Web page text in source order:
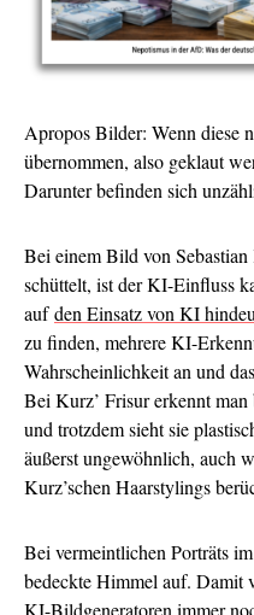
Apropos Bilder: Wenn diese
übernommen, also geklaut
Darunter befinden sich
Bei einem Bild von
schüttelt, ist der KI-Einfluss
aufden Einsatz von KI
zu finden, mehrere KI-
Wahrscheinlichkeit an und
Bei Kurz’ Frisur erkennt man
und trotzdem sieht sie
äußerst ungewöhnlich, auch
Kurz’schen Haarstylings
Bei vermeintlichen Porträts
bedeckte Himmel auf. Damit